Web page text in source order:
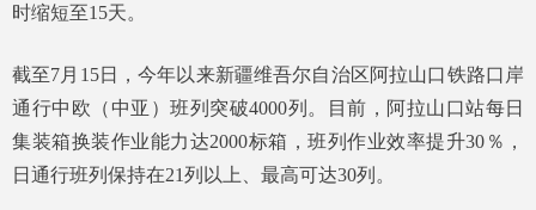
时缩短至15天。
截至7月15日，今年以来新疆维吾尔自治区阿拉山口铁路口岸
通行中欧（中亚）班列突破4000列。目前，阿拉山口站每日
集装箱换装作业能力达2000标箱，班列作业效率提升30％，
日通行班列保持在21列以上、最高可达30列。